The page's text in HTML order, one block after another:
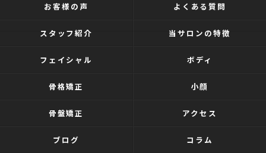
お客様の声 よくある質問
スタッフ紹介 当サロンの特徴
フェイシャル ボディ
骨格矯正 小顔
骨盤矯正 アクセス
ブログ コラム